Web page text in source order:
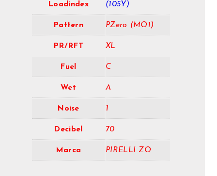
Loadindex (105Y)
Pattern PZero (MO1)
PR/RFT XL
Fuel C
Wet A
Noise 1
Decibel 70
Marca PIRELLI ZO